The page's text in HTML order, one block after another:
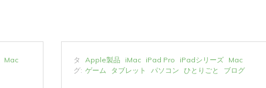
Mac
タ
グ:
Apple製品 iMac iPad Pro iPadシリーズ Mac
ゲーム
タブレット パソコン ひとりごと ブログ